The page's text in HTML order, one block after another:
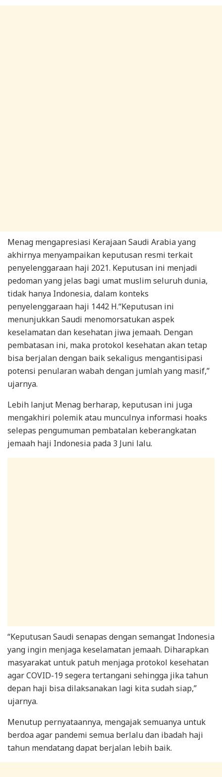
Menag mengapresiasi Kerajaan Saudi Arabia yang
akhirnya menyampaikan keputusan resmi terkait
penyelenggaraan haji 2021. Keputusan ini menjadi
pedoman yang jelas bagi umat muslim seluruh dunia,
tidak hanya Indonesia, dalam konteks
penyelenggaraan haji 1442 H.“Keputusan ini
menunjukkan Saudi menomorsatukan aspek
keselamatan dan kesehatan jiwa jemaah. Dengan
pembatasan ini, maka protokol kesehatan akan tetap
bisa berjalan dengan baik sekaligus mengantisipasi
potensi penularan wabah dengan jumlah yang masif,”
ujarnya.
Lebih lanjut Menag berharap, keputusan ini juga
mengakhiri polemik atau munculnya informasi hoaks
selepas pengumuman pembatalan keberangkatan
jemaah haji Indonesia pada 3 Juni lalu.
“Keputusan Saudi senapas dengan semangat Indonesia
yang ingin menjaga keselamatan jemaah. Diharapkan
masyarakat untuk patuh menjaga protokol kesehatan
agar COVID-19 segera tertangani sehingga jika tahun
depan haji bisa dilaksanakan lagi kita sudah siap,”
ujarnya.
Menutup pernyataannya, mengajak semuanya untuk
berdoa agar pandemi semua berlalu dan ibadah haji
tahun mendatang dapat berjalan lebih baik.